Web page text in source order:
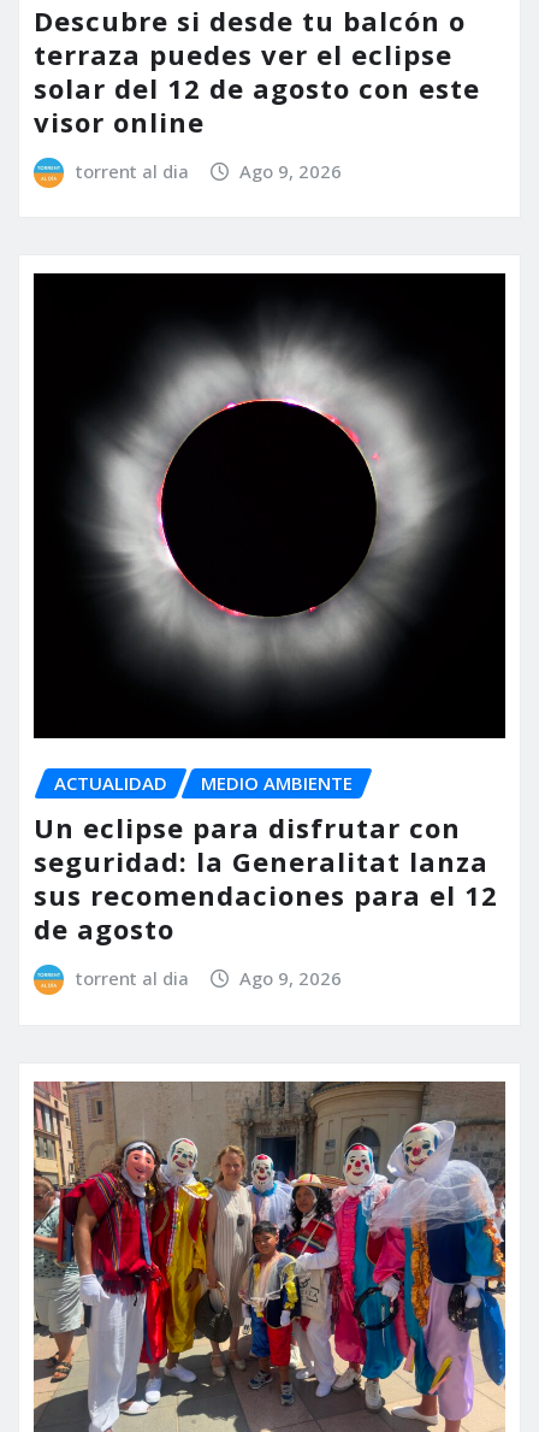
Descubre si desde tu balcón o
terraza puedes ver el eclipse
solar del 12 de agosto con este
visor online
torrent al dia Ago 9, 2026
ACTUALIDAD MEDIO AMBIENTE
Un eclipse para disfrutar con
seguridad: la Generalitat lanza
sus recomendaciones para el 12
de agosto
torrent al dia Ago 9, 2026